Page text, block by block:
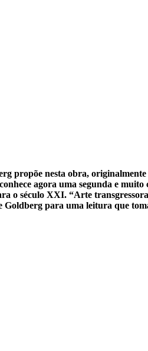
propõe nesta obra,
agora uma segunda e
o século XXI. “Arte
para uma leitura que